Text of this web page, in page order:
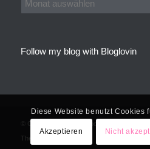
Follow my blog with Bloglovin
© Copyright - Cakes, Cookies and more -
Theme
Diese Website benutzt Cookies
Akzeptieren Nicht